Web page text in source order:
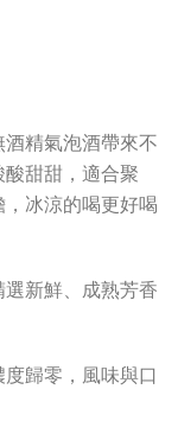
精氣泡酒帶來不
甜甜，適合聚
冰涼的喝更好喝
新鮮、成熟芳香
歸零，風味與口